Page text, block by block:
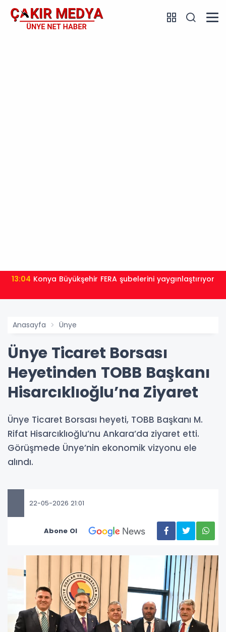
13:04 Konya Büyükşehir FERA şubelerini yaygınlaştırıyor
Anasayfa Ünye
Ünye Ticaret Borsası
Heyetinden TOBB Başkanı
Hisarcıklıoğlu’na Ziyaret
Ünye Ticaret Borsası heyeti, TOBB Başkanı M.
Rifat Hisarcıklıoğlu’nu Ankara’da ziyaret etti.
Görüşmede Ünye’nin ekonomik vizyonu ele
alındı.
22-05-2026 21:01
Abone Ol